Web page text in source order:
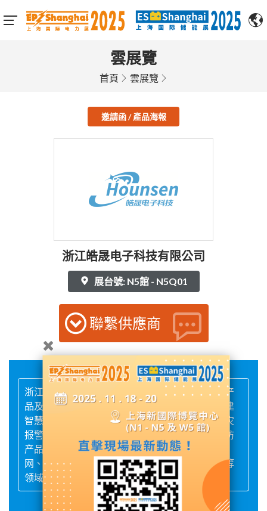
雲展覽
首頁 雲展覽
邀請函 / 產品海報
浙江皓晟电子科技有限公司
展台號: N5館 - N5Q01
聯繫供應商
浙江皓晟电子科技有限公司专注于消防电子电气产
品及柜内自动灭火系统的研发与生产，致力于构建
智慧消防物联网云平台，研发质造的智能电气火灾
报警自动灭火系统是具有自主知识产权的智能消防
产品；公司以完善的品质和精心的服务在国家电
网、工业化工、市政工程、轨道交通、教育医疗等
领域为客户提供完善、系统的产品解决方案。